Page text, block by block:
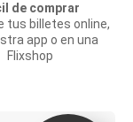
de comprar
tus billetes online,
app o en una
Flixshop